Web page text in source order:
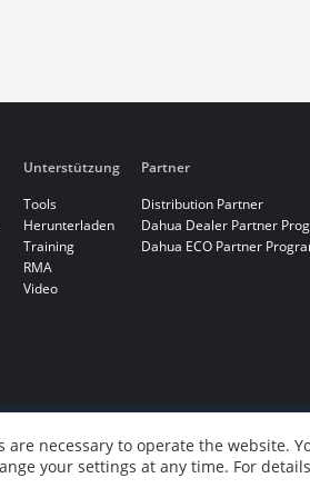
necessary to operate the website.
your settings at any time. For
Unterstützung
Tools
Herunterladen
Training
RMA
Video
Partner
Distribution Partner
Dahua Dealer Partner
Dahua ECO Partner